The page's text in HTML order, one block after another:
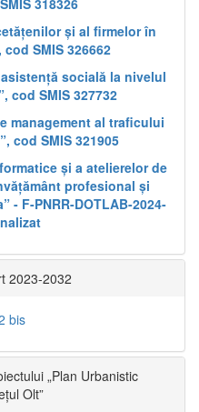
și al firmelor în
SMIS 326662
socială la nivelul
cod SMIS 327732
management al traficului
cod SMIS 321905
și a atelierelor de
profesional și
F-PNRR-DOTLAB-2024-
2023-2032
bis
„Plan Urbanistic
Olt”